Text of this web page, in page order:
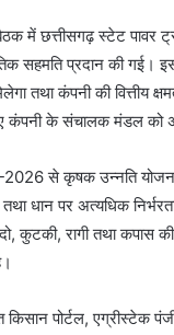
में छत्तीसगढ़ स्टेट पावर
सहमति प्रदान की गई।
तथा कंपनी की वित्तीय
कंपनी के संचालक मंडल को
से कृषक उन्नति योजना
धान पर अत्यधिक
कुटकी, रागी तथा कपास
पोर्टल, एग्रीस्टेक